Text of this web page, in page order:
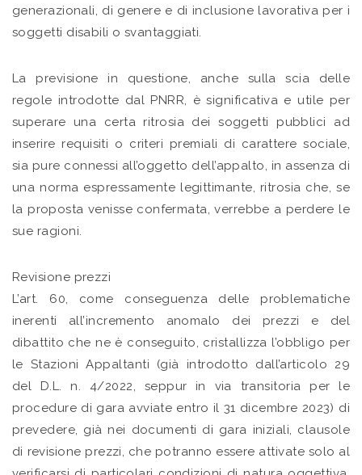
generazionali, di genere e di inclusione lavorativa per i
soggetti disabili o svantaggiati.
La previsione in questione, anche sulla scia delle
regole introdotte dal PNRR, è significativa e utile per
superare una certa ritrosia dei soggetti pubblici ad
inserire requisiti o criteri premiali di carattere sociale,
sia pure connessi all’oggetto dell’appalto, in assenza di
una norma espressamente legittimante, ritrosia che, se
la proposta venisse confermata, verrebbe a perdere le
sue ragioni.
Revisione prezzi
L’art. 60, come conseguenza delle problematiche
inerenti all’incremento anomalo dei prezzi e del
dibattito che ne è conseguito, cristallizza l’obbligo per
le Stazioni Appaltanti (già introdotto dall’articolo 29
del D.L. n. 4/2022, seppur in via transitoria per le
procedure di gara avviate entro il 31 dicembre 2023) di
prevedere, già nei documenti di gara iniziali, clausole
di revisione prezzi, che potranno essere attivate solo al